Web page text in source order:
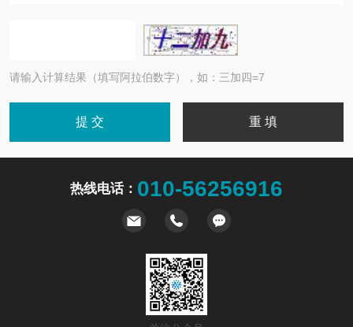
请输入计算结果（填写阿拉伯数字），如：三加四=7
热线电话： 010-56256916